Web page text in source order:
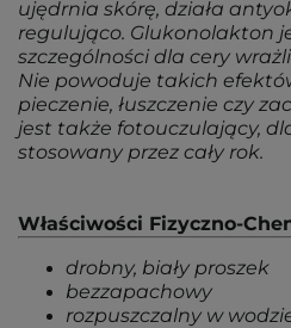
ujędrnia skórę, działa
regulująco. Glukonolakton
szczególności dla cery
Nie powoduje takich
pieczenie, łuszczenie czy
jest także fotouczulający,
stosowany przez cały rok.
Właściwości Fizyczno-
drobny, biały proszek
bezzapachowy
rozpuszczalny w